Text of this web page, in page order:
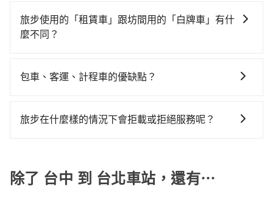
果你僅有兩位乘車，也可參考tripool的拼車共乘服務，
最多可再節省50%的交通費用。
方便的選擇。
選擇。
位置。但如果遇到車輛故障或者前一趟車嚴重耽誤，
tripool會盡快改派以減少乘客等待的時間。
折優惠，只需在預定去程時勾選下方選項：「預定來
回，價錢更優惠」，即可獲取回程95折折價券，供您預
旅步使用的「租賃車」跟坊間用的「白牌車」有什
麼不同？
字的「R」開頭，受車隊嚴格管理及審核後才可入隊，成
相關法規。
包車、客運、計程車的優缺點？
上、下車，不需與旅客共乘。但通常需要提前預約。 客
不必擔心停車位的問題。但是，計程車的費用相對較
高，車輛選擇不如包車多，且大都屬短程接駁為主。
旅步在什麼樣的情況下會拒載或拒絕服務呢？
訂購時填寫的數量。請務必確實填寫當日實際攜帶的行
李及乘坐的總人數，包含成人及兒童／嬰幼兒。 2) 孩童
除了 台中 到 台北車站，還有⋯